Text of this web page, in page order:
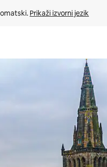
Prikaži izvorni jezik